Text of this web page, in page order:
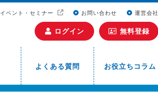
イベント・セミナー お問い合わせ 運営会社
ログイン 無料登録
よくある質問 お役立ちコラム